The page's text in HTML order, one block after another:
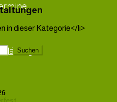
in dieser Kategorie</li>
Suchen